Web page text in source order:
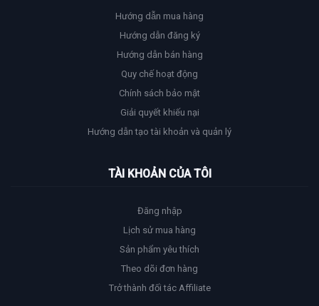
Hướng dẫn mua hàng
Hướng dẫn đăng ký
Hướng dẫn bán hàng
Quy chế hoạt động
Chính sách bảo mật
Giải quyết khiếu nại
Hướng dẫn tạo tài khoản và quản lý
TÀI KHOẢN CỦA TÔI
Đăng nhập
Lịch sử mua hàng
Sản phẩm yêu thích
Theo dõi đơn hàng
Trở thành đối tác Affiliate